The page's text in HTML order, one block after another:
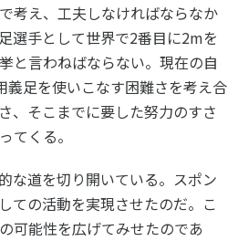
考え、工夫しなければならなか
選手として世界で2番目に2mを
と言わねばならない。現在の自
義足を使いこなす困難さを考え合
、そこまでに要した努力のすさ
てくる。
な道を切り開いている。スポン
ての活動を実現させたのだ。こ
可能性を広げてみせたのであ